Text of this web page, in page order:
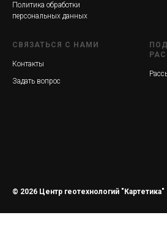
Политика обработки
персональных данных
СВЯЗАТЬСЯ С НАМИ
Контакты
Задать вопрос
© 2026 Центр геотехнологий "Картетика"